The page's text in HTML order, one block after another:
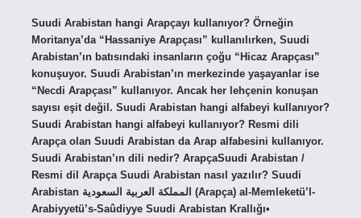
Suudi Arabistan hangi Arapçayı kullanıyor? Örneğin
Moritanya’da “Hassaniye Arapçası” kullanılırken, Suudi
Arabistan’ın batısındaki insanların çoğu “Hicaz Arapçası”
konuşuyor. Suudi Arabistan’ın merkezinde yaşayanlar ise
“Necdi Arapçası” kullanıyor. Ancak her lehçenin konuşan
sayısı eşit değil. Suudi Arabistan hangi alfabeyi kullanıyor?
Suudi Arabistan hangi alfabeyi kullanıyor? Resmi dili
Arapça olan Suudi Arabistan da Arap alfabesini kullanıyor.
Suudi Arabistan’ın dili nedir? ArapçaSuudi Arabistan /
Resmi dil Arapça Suudi Arabistan nasıl yazılır? Suudi
Arabistan المملكة العربية السعودية (Arapça) al-Memleketü’l-
Arabiyyetü’s-Saûdiyye Suudi Arabistan Krallığı•